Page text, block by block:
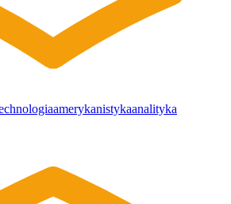
amerykanistykaanalityka